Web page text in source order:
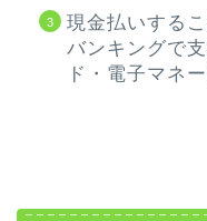
現金払いする
バンキングで
ド・電子マネ